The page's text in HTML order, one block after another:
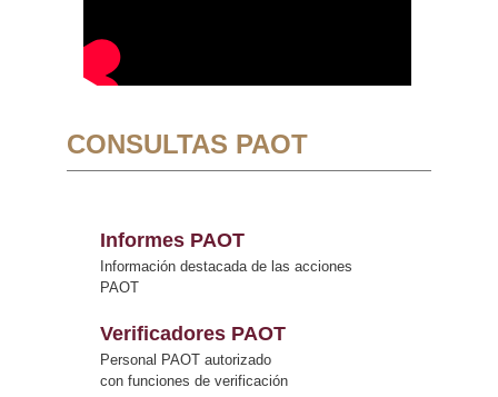
CONSULTAS PAOT
Informes PAOT
Información destacada de las acciones
PAOT
Verificadores PAOT
Personal PAOT autorizado
con funciones de verificación